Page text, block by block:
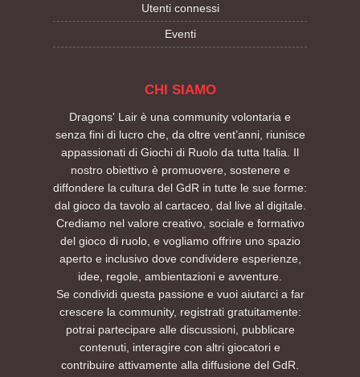
Utenti connessi
Eventi
CHI SIAMO
Dragons' Lair è una community volontaria e
senza fini di lucro che, da oltre vent’anni, riunisce
appassionati di Giochi di Ruolo da tutta Italia. Il
nostro obiettivo è promuovere, sostenere e
diffondere la cultura del GdR in tutte le sue forme:
dal gioco da tavolo al cartaceo, dal live al digitale.
Crediamo nel valore creativo, sociale e formativo
del gioco di ruolo, e vogliamo offrire uno spazio
aperto e inclusivo dove condividere esperienze,
idee, regole, ambientazioni e avventure.
Se condividi questa passione e vuoi aiutarci a far
crescere la community, registrati gratuitamente:
potrai partecipare alle discussioni, pubblicare
contenuti, interagire con altri giocatori e
contribuire attivamente alla diffusione del GdR.